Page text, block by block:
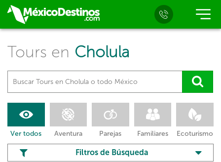
Tours en Cholula
Ver todos Aventura Parejas Familiares Ecoturismo
Filtros de Búsqueda